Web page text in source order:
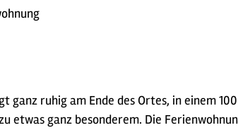
ganz ruhig am Ende des Ortes, in einem
etwas ganz besonderem. Die